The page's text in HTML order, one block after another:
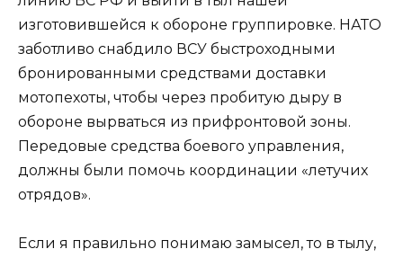
изготовившейся к обороне группировке. НАТО
заботливо снабдило ВСУ быстроходными
бронированными средствами доставки
мотопехоты, чтобы через пробитую дыру в
обороне вырваться из прифронтовой зоны.
Передовые средства боевого управления,
должны были помочь координации «летучих
отрядов».
Если я правильно понимаю замысел, то в тылу,